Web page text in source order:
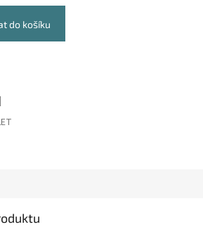
do košíku